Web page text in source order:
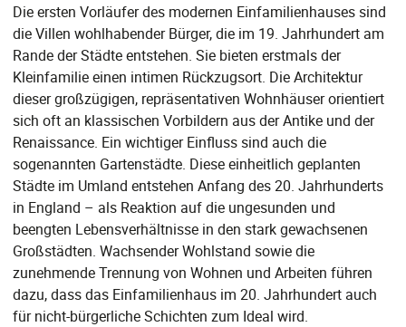
Die ersten Vorläufer des modernen Einfamilienhauses sind
die Villen wohlhabender Bürger, die im 19. Jahrhundert am
Rande der Städte entstehen. Sie bieten erstmals der
Kleinfamilie einen intimen Rückzugsort. Die Architektur
dieser großzügigen, repräsentativen Wohnhäuser orientiert
sich oft an klassischen Vorbildern aus der Antike und der
Renaissance. Ein wichtiger Einfluss sind auch die
sogenannten Gartenstädte. Diese einheitlich geplanten
Städte im Umland entstehen Anfang des 20. Jahrhunderts
in England – als Reaktion auf die ungesunden und
beengten Lebensverhältnisse in den stark gewachsenen
Großstädten. Wachsender Wohlstand sowie die
zunehmende Trennung von Wohnen und Arbeiten führen
dazu, dass das Einfamilienhaus im 20. Jahrhundert auch
für nicht-bürgerliche Schichten zum Ideal wird.